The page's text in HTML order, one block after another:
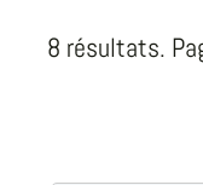
8 résultats.